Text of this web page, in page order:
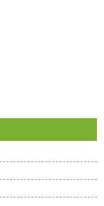
寒川・小田
日は娘の美容院
た髪の毛をバッ
体調管理に気を
フレッスン
装専門店＊